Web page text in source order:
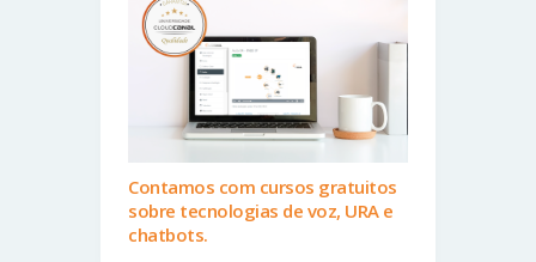
Contamos com cursos gratuitos
sobre tecnologias de voz, URA e
chatbots.